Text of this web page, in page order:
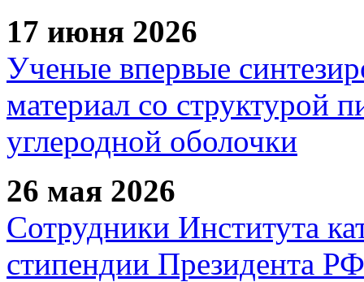
17 июня 2026
Ученые впервые
материал со структурой
углеродной оболочки
26 мая 2026
Сотрудники Института
стипендии Президента РФ